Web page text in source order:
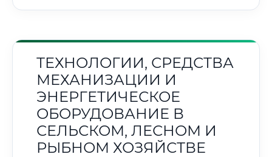
ТЕХНОЛОГИИ, СРЕДСТВА
МЕХАНИЗАЦИИ И
ЭНЕРГЕТИЧЕСКОЕ
ОБОРУДОВАНИЕ В
СЕЛЬСКОМ, ЛЕСНОМ И
РЫБНОМ ХОЗЯЙСТВЕ